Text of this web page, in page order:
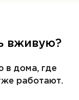
вживую?
в дома, где
работают.